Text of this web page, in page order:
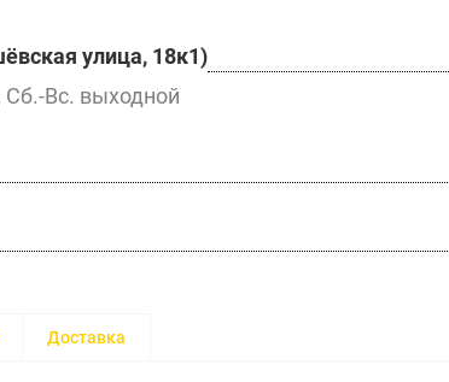
улица, 18к1)
Сб.-Вс. выходной
Доставка